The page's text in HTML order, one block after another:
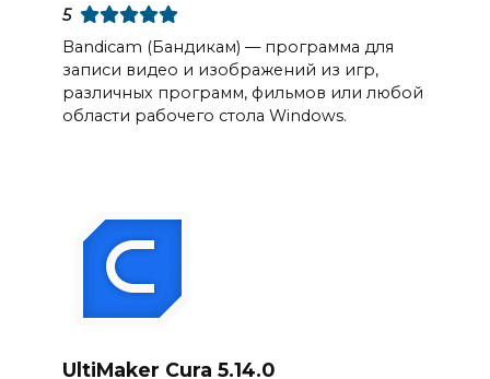
5
Bandicam (Бандикам) — программа для
записи видео и изображений из игр,
различных программ, фильмов или любой
области рабочего стола Windows.
UltiMaker Cura 5.14.0